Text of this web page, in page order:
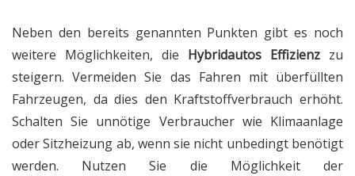
Neben den bereits genannten Punkten gibt es noch
weitere Möglichkeiten, die Hybridautos Effizienz zu
steigern. Vermeiden Sie das Fahren mit überfüllten
Fahrzeugen, da dies den Kraftstoffverbrauch erhöht.
Schalten Sie unnötige Verbraucher wie Klimaanlage
oder Sitzheizung ab, wenn sie nicht unbedingt benötigt
werden. Nutzen Sie die Möglichkeit der